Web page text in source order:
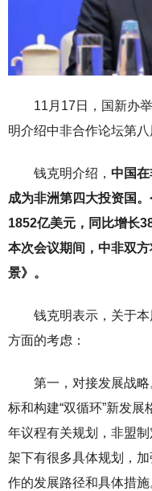
11月17日，国新办举
明介绍中非合作论坛第八
钱克明介绍， 中国
成为非洲第四大投资国
1852亿美元，同比增长
本次会议期间，中非双
景》。
钱克明表示，关于本
方面的考虑：
第一，对接发展战略
标和构建“双循环”新发
年议程有关规划，非盟
架下有很多具体规划，
作的发展路径和具体措施